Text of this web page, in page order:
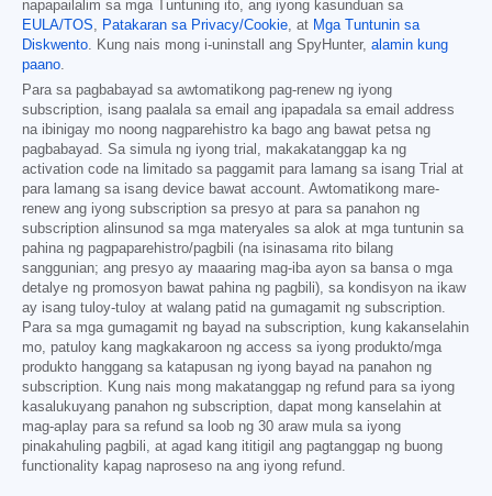
napapailalim sa mga Tuntuning ito, ang iyong kasunduan sa
EULA/TOS
Patakaran sa Privacy/Cookie , at Mga Tuntunin sa
Diskwento . Kung nais mong i-uninstall ang SpyHunter, alamin kung
paano
Para sa pagbabayad sa awtomatikong pag-renew ng iyong
subscription, isang paalala sa email ang ipapadala sa email address
na ibinigay mo noong nagparehistro ka bago ang bawat petsa ng
pagbabayad. Sa simula ng iyong trial, makakatanggap ka ng
activation code na limitado sa paggamit para lamang sa isang Trial at
para lamang sa isang device bawat account. Awtomatikong mare-
renew ang iyong subscription sa presyo at para sa panahon ng
subscription alinsunod sa mga materyales sa alok at mga tuntunin sa
pahina ng pagpaparehistro/pagbili (na isinasama rito bilang
sanggunian; ang presyo ay maaaring mag-iba ayon sa bansa o mga
detalye ng promosyon bawat pahina ng pagbili), sa kondisyon na ikaw
ay isang tuloy-tuloy at walang patid na gumagamit ng subscription.
Para sa mga gumagamit ng bayad na subscription, kung kakanselahin
mo, patuloy kang magkakaroon ng access sa iyong produkto/mga
produkto hanggang sa katapusan ng iyong bayad na panahon ng
subscription. Kung nais mong makatanggap ng refund para sa iyong
kasalukuyang panahon ng subscription, dapat mong kanselahin at
mag-aplay para sa refund sa loob ng 30 araw mula sa iyong
pinakahuling pagbili, at agad kang ititigil ang pagtanggap ng buong
functionality kapag naproseso na ang iyong refund.